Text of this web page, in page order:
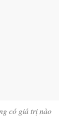
có giá trị nào